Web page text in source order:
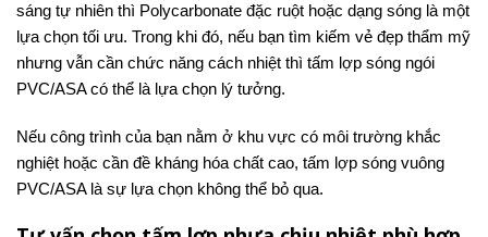
sáng tự nhiên thì Polycarbonate đặc ruột hoặc dạng sóng là một
lựa chọn tối ưu. Trong khi đó, nếu bạn tìm kiếm vẻ đẹp thẩm mỹ
nhưng vẫn cần chức năng cách nhiệt thì tấm lợp sóng ngói
PVC/ASA có thể là lựa chọn lý tưởng.
Nếu công trình của bạn nằm ở khu vực có môi trường khắc
nghiệt hoặc cần đề kháng hóa chất cao, tấm lợp sóng vuông
PVC/ASA là sự lựa chọn không thể bỏ qua.